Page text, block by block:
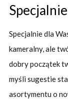
Specjalnie dla
kameralny, ale
dobry początek
myśli sugestie
asortymentu o